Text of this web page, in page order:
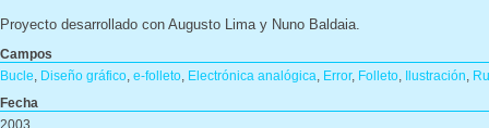
Proyecto desarrollado con Augusto Lima y Nuno Baldaia.
Campos
Bucle
Diseño gráfico e-folleto Electrónica analógica Error, Folleto Ilustración
Fecha
2003